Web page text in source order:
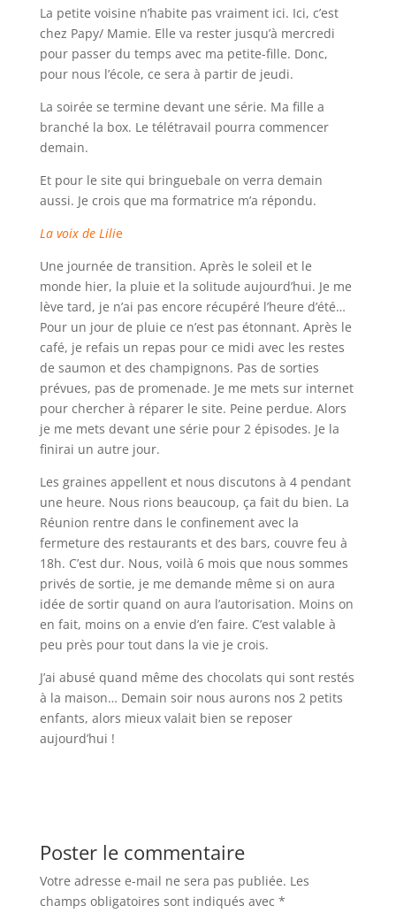
La petite voisine n’habite pas vraiment ici. Ici, c’est
chez Papy/ Mamie. Elle va rester jusqu’à mercredi
pour passer du temps avec ma petite-fille. Donc,
pour nous l’école, ce sera à partir de jeudi.
La soirée se termine devant une série. Ma fille a
branché la box. Le télétravail pourra commencer
demain.
Et pour le site qui bringuebale on verra demain
aussi. Je crois que ma formatrice m’a répondu.
La voix de Lilie
Une journée de transition. Après le soleil et le
monde hier, la pluie et la solitude aujourd’hui. Je me
lève tard, je n’ai pas encore récupéré l’heure d’été…
Pour un jour de pluie ce n’est pas étonnant. Après le
café, je refais un repas pour ce midi avec les restes
de saumon et des champignons. Pas de sorties
prévues, pas de promenade. Je me mets sur internet
pour chercher à réparer le site. Peine perdue. Alors
je me mets devant une série pour 2 épisodes. Je la
finirai un autre jour.
Les graines appellent et nous discutons à 4 pendant
une heure. Nous rions beaucoup, ça fait du bien. La
Réunion rentre dans le confinement avec la
fermeture des restaurants et des bars, couvre feu à
18h. C’est dur. Nous, voilà 6 mois que nous sommes
privés de sortie, je me demande même si on aura
idée de sortir quand on aura l’autorisation. Moins on
en fait, moins on a envie d’en faire. C’est valable à
peu près pour tout dans la vie je crois.
J’ai abusé quand même des chocolats qui sont restés
à la maison… Demain soir nous aurons nos 2 petits
enfants, alors mieux valait bien se reposer
aujourd’hui !
Poster le commentaire
Votre adresse e-mail ne sera pas publiée. Les
champs obligatoires sont indiqués avec *